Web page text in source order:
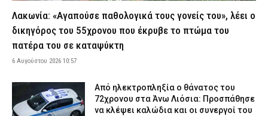
ΑΣΤΥΝΟΜΙΑ 5 Αυγούστου 2026 23:43
Ρέθυμνο: Φωτιά που ξεκίνησε από σταθμευμένο όχημα
κατέστρεψε τρία αυτοκίνητα – Εξετάζεται βραχυκύκλωμα
ΕΙΔΗΣΕΙΣ 5 Αυγούστου 2026 23:29
ανήκει η σορός που εντοπίστηκε
ΕΙΔΗΣΕΙΣ 5 Αυγούστου 2026 23:14
Λακωνία: «Αγαπούσε παθολογικά τους γονείς του», λέει ο
δικηγόρος του 55χρονου που έκρυβε το πτώμα του
πατέρα του σε καταψύκτη
6 Αυγούστου 2026 10:57
Από ηλεκτροπληξία ο θάνατος του
72χρονου στα Άνω Λιόσια: Προσπάθησε
να κλέψει καλώδια και οι συνεργοί του